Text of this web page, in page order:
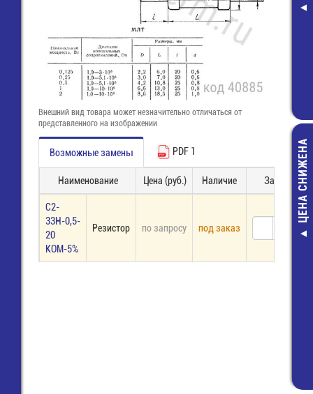
17,00 руб.
T5 22W
ЦЕНА СНИЖЕНА
Внешний вид товара может незначительно отличаться от
представленного на изображении
Возможные замены PDF 1
Наименование Цена (руб.) Наличие Заказ
С2-
33Н-0,5-
20
КОМ-5%
Резистор по запросу под заказ